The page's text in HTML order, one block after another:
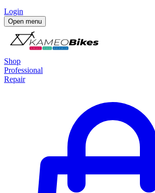
Login
Open menu
Shop
Professional
Repair